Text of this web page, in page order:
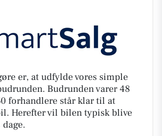
er, at udfylde vores simple
Budrunden varer 48
forhandlere står klar til at
Herefter vil bilen typisk blive